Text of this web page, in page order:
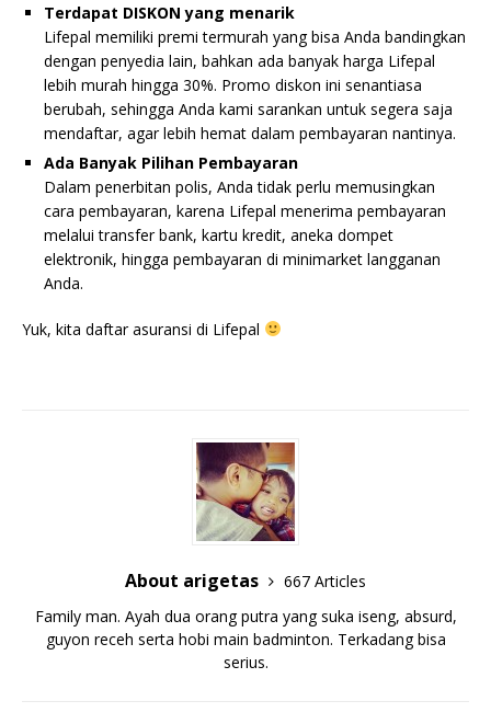
Terdapat DISKON yang menarik
Lifepal memiliki premi termurah yang bisa Anda bandingkan
dengan penyedia lain, bahkan ada banyak harga Lifepal
lebih murah hingga 30%. Promo diskon ini senantiasa
berubah, sehingga Anda kami sarankan untuk segera saja
mendaftar, agar lebih hemat dalam pembayaran nantinya.
Ada Banyak Pilihan Pembayaran
Dalam penerbitan polis, Anda tidak perlu memusingkan
cara pembayaran, karena Lifepal menerima pembayaran
melalui transfer bank, kartu kredit, aneka dompet
elektronik, hingga pembayaran di minimarket langganan
Anda.
Yuk, kita daftar asuransi di Lifepal
About arigetas
667 Articles
Family man. Ayah dua orang putra yang suka iseng, absurd,
guyon receh serta hobi main badminton. Terkadang bisa
serius.